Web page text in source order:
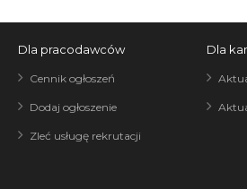
Dla pracodawców
Cennik ogłoszeń
Dodaj ogłoszenie
Zleć usługę rekrutacji
Dla